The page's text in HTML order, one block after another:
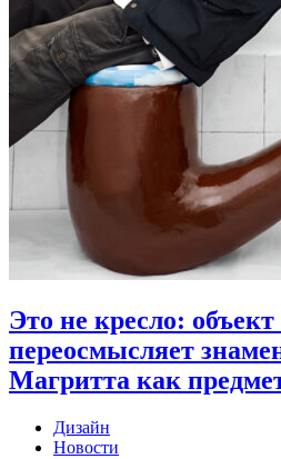
Это не кресло:
переосмысляет
Магритта как
Дизайн
Новости